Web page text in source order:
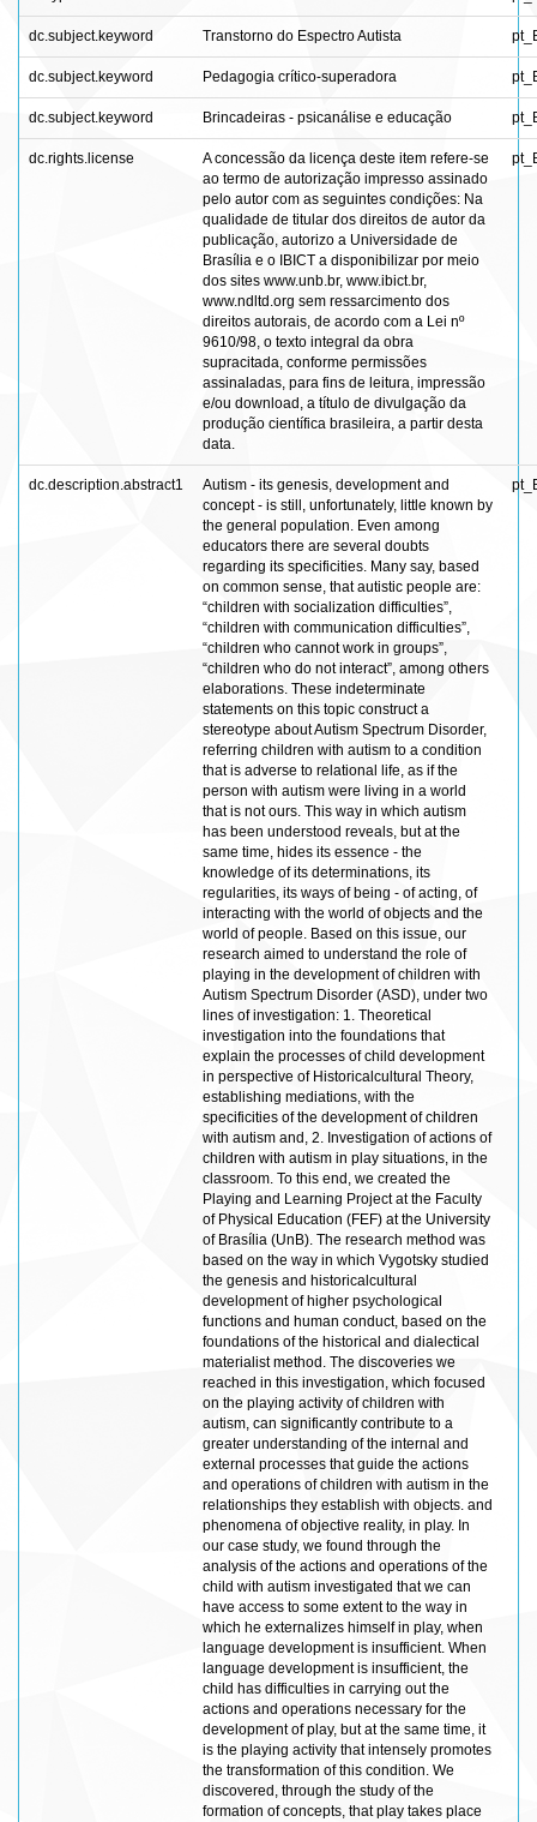
dc.subject.keyword Transtorno do Espectro Autista
dc.subject.keyword Pedagogia crítico-superadora
dc.subject.keyword Brincadeiras - psicanálise e educação
dc.rights.license
A concessão da licença deste item refere-se
ao termo de autorização impresso assinado
pelo autor com as seguintes condições: Na
qualidade de titular dos direitos de autor da
publicação, autorizo a Universidade de
Brasília e o IBICT a disponibilizar por meio
dos sites www.unb.br, www.ibict.br,
www.ndltd.org sem ressarcimento dos
direitos autorais, de acordo com a Lei nº
9610/98, o texto integral da obra
supracitada, conforme permissões
assinaladas, para fins de leitura, impressão
e/ou download, a título de divulgação da
produção científica brasileira, a partir desta
data.
dc.description.abstract1
Autism - its genesis, development and
concept - is still, unfortunately, little known by
the general population. Even among
educators there are several doubts
regarding its specificities. Many say, based
on common sense, that autistic people are:
“children with socialization difficulties”,
“children with communication difficulties”,
“children who cannot work in groups”,
“children who do not interact”, among others
elaborations. These indeterminate
statements on this topic construct a
stereotype about Autism Spectrum Disorder,
referring children with autism to a condition
that is adverse to relational life, as if the
person with autism were living in a world
that is not ours. This way in which autism
has been understood reveals, but at the
same time, hides its essence - the
knowledge of its determinations, its
regularities, its ways of being - of acting, of
interacting with the world of objects and the
world of people. Based on this issue, our
research aimed to understand the role of
playing in the development of children with
Autism Spectrum Disorder (ASD), under two
lines of investigation: 1. Theoretical
investigation into the foundations that
explain the processes of child development
in perspective of Historicalcultural Theory,
establishing mediations, with the
specificities of the development of children
with autism and, 2. Investigation of actions of
children with autism in play situations, in the
classroom. To this end, we created the
Playing and Learning Project at the Faculty
of Physical Education (FEF) at the University
of Brasília (UnB). The research method was
based on the way in which Vygotsky studied
the genesis and historicalcultural
development of higher psychological
functions and human conduct, based on the
foundations of the historical and dialectical
materialist method. The discoveries we
reached in this investigation, which focused
on the playing activity of children with
autism, can significantly contribute to a
greater understanding of the internal and
external processes that guide the actions
and operations of children with autism in the
relationships they establish with objects. and
phenomena of objective reality, in play. In
our case study, we found through the
analysis of the actions and operations of the
child with autism investigated that we can
have access to some extent to the way in
which he externalizes himself in play, when
language development is insufficient. When
language development is insufficient, the
child has difficulties in carrying out the
actions and operations necessary for the
development of play, but at the same time, it
is the playing activity that intensely promotes
the transformation of this condition. We
discovered, through the study of the
formation of concepts, that play takes place